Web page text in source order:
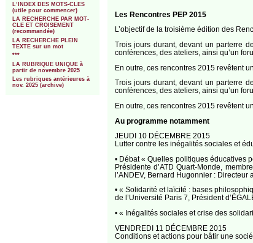
L’INDEX DES MOTS-CLES
(utile pour commencer)
LA RECHERCHE PAR MOT-
CLE ET CROISEMENT
(recommandée)
LA RECHERCHE PLEIN
TEXTE sur un mot
***
LA RUBRIQUE UNIQUE à
partir de novembre 2025
Les rubriques antérieures à
nov. 2025 (archive)
Les Rencontres PEP 2015
L’objectif de la troisième édition des
Trois jours durant, devant un parterre
conférences, des ateliers, ainsi qu’un
En outre, ces rencontres 2015 revêtent
Trois jours durant, devant un parterre
conférences, des ateliers, ainsi qu’un
En outre, ces rencontres 2015 revêtent
Au programme notamment
JEUDI 10 DÉCEMBRE 2015
Lutter contre les inégalités sociales et
• Débat « Quelles politiques éducatives
Présidente d’ATD Quart-Monde,
l’ANDEV, Bernard Hugonnier : Directeur
• « Solidarité et laïcité : bases
de l’Université Paris 7, Président
• « Inégalités sociales et crise des
VENDREDI 11 DÉCEMBRE 2015
Conditions et actions pour bâtir une